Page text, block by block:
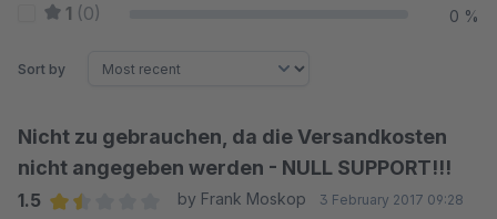
1 (0) 0 %
Sort by
Nicht zu gebrauchen, da die Versandkosten
nicht angegeben werden - NULL SUPPORT!!!
1.5
by Frank Moskop 3 February 2017 09:28